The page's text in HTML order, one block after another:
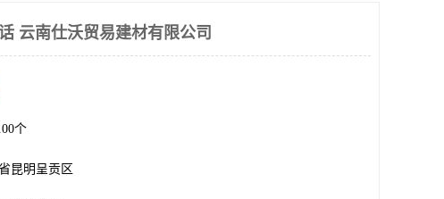
云南仕沃贸易建材有限公司
个
昆明呈贡区